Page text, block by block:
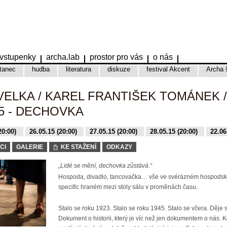
vstupenky archa.lab prostor pro vás o nás
tanec hudba literatura diskuze festival Akcent Archa
/ KAREL FRANTIŠEK TOMÁNEK /
- DECHOVKA
26.05.15 (20:00) 27.05.15 (20:00) 28.05.15 (20:00)
GALERIE KE STAŽENÍ ODKAZY
„Lidé se mění, dechovka zůstává.“
Hospoda, divadlo, tancovačka… vše ve svérázném
specific hraném mezi stoly sálu v proměnách času.
Stalo se roku 1923. Stalo se roku 1945. Stalo se včera. Děje
Dokument o historii, který je víc než jen dokumentem o nás.